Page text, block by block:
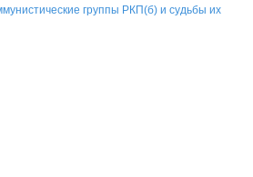
группы РКП(б) и судьбы их